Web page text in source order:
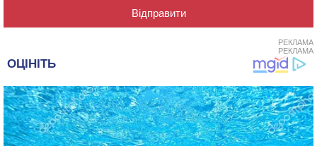
РЕКЛАМА
РЕКЛАМА